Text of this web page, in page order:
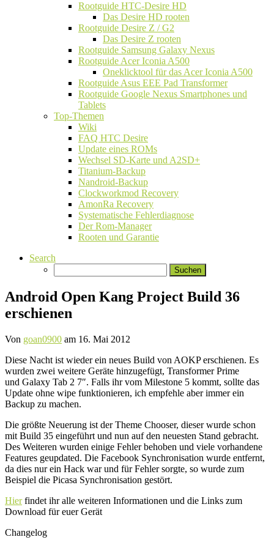
Rootguide HTC-Desire HD
Das Desire HD rooten
Rootguide Desire Z / G2
Das Desire Z rooten
Rootguide Samsung Galaxy Nexus
Rootguide Acer Iconia A500
Oneklicktool für das Acer Iconia A500
Rootguide Asus EEE Pad Transformer
Rootguide Google Nexus Smartphones und
Tablets
Top-Themen
Wiki
FAQ HTC Desire
Update eines ROMs
Wechsel SD-Karte und A2SD+
Titanium-Backup
Nandroid-Backup
Clockworkmod Recovery
AmonRa Recovery
Systematische Fehlerdiagnose
Der Rom-Manager
Rooten und Garantie
Search
nach:
Android Open Kang Project Build 36
erschienen
Von goan0900 am 16. Mai 2012
Diese Nacht ist wieder ein neues Build von AOKP erschienen. Es
wurden zwei weitere Geräte hinzugefügt, Transformer Prime
und Galaxy Tab 2 7″. Falls ihr vom Milestone 5 kommt, sollte das
Update ohne wipe funktionieren, ich empfehle aber immer ein
Backup zu machen.
Die größte Neuerung ist der Theme Chooser, dieser wurde schon
mit Build 35 eingeführt und nun auf den neuesten Stand gebracht.
Des Weiteren wurden einige Fehler behoben und viele vorhandene
Features geupdated. Die Facebook Synchronisation wurde entfernt,
da dies nur ein Hack war und für Fehler sorgte, so wurde zum
Beispiel die Picasa Synchronisation gestört.
Hierfindet ihr alle weiteren Informationen und die Links zum
Download für euer Gerät
Changelog